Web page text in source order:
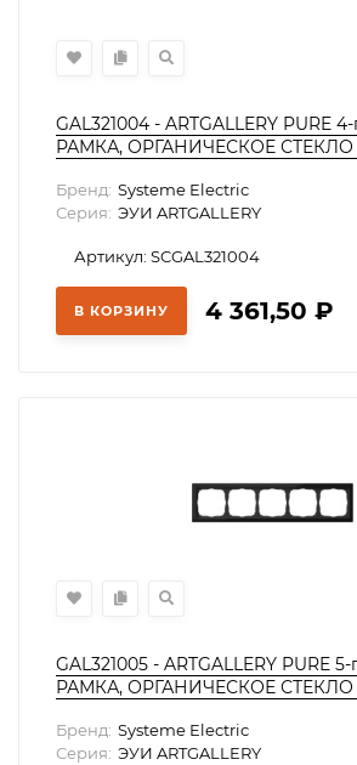
GAL321004 - ARTGALLERY PURE
РАМКА, ОРГАНИЧЕСКОЕ
Бренд: Systeme Electric
Серия: ЭУИ ARTGALLERY
Артикул: SCGAL321004
В КОРЗИНУ 4 361,50 ₽
GAL321005 - ARTGALLERY PURE
РАМКА, ОРГАНИЧЕСКОЕ
Бренд: Systeme Electric
Серия: ЭУИ ARTGALLERY